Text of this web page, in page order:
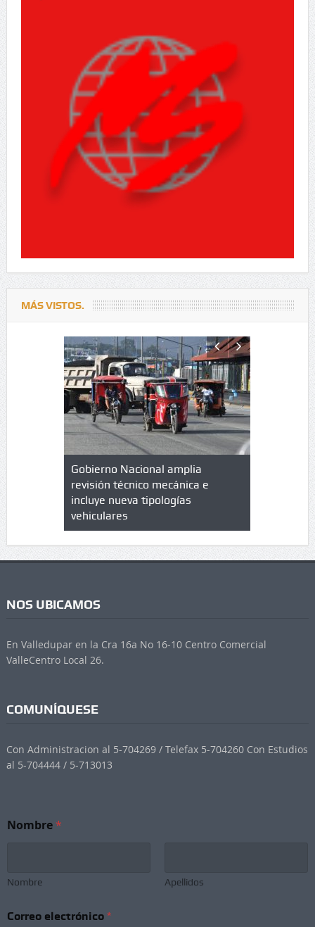
MÁS VISTOS.
de
en
Gobierno Nacional amplia
revisión técnico mecánica e
incluye nueva tipologías
vehiculares
NOS UBICAMOS
En Valledupar en la Cra 16a No 16-10 Centro Comercial
ValleCentro Local 26.
COMUNÍQUESE
Con Administracion al 5-704269 / Telefax 5-704260 Con Estudios
al 5-704444 / 5-713013
Nombre*
Nombre Apellidos
Correo electrónico *